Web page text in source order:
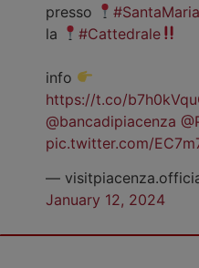
presso
la
#Cattedrale
info
https://t.co/
@bancadipiacenza
pic.twitter.com/
—
January 12, 2024